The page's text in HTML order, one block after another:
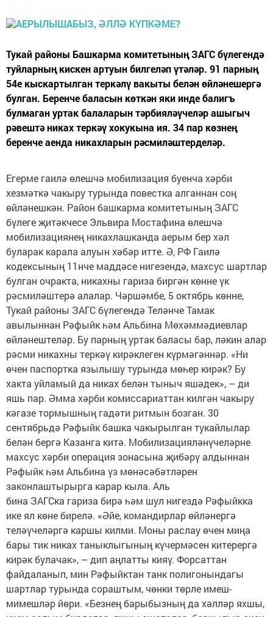
Тукай районы Башкарма комитетының ЗАГС бүлегендә
туйларның кискен артуын билгеләп үтәләр. 91 парның
54е кыскартылган теркәлү вакыты белән өйләнешергә
булган. Беренче баласын көткән яки инде балигъ
булмаган уртак балаларын тәрбияләүчеләр ашыгыч
рәвештә никах теркәү хокукына ия. 34 пар көзнең
беренче аенда никахларын рәсмиләштерделәр.
Егерме гаилә өлешчә мобилизация буенча хәрби
хезмәткә чакыру турында повестка алганнан соң
өйләнешкән. Район башкарма комитетының ЗАГС
бүлеге җитәкчесе Эльвира Мостафина өлешчә
мобилизациянең никахлашканда аерым бер хәл
буларак карала алуын хәбәр итте. Ә, РФ Гаилә
кодексының 11нче маддәсе нигезендә, махсус шартлар
булган очракта, никахны гариза биргән көнне үк
рәсмиләштерә алалар. Чәршәмбе, 5 октябрь көнне,
Тукай районы ЗАГС бүлегендә Теләнче Тамак
авылыннан Рәфыйк һәм Альбина Мөхәммәдиевлар
өйләнештеләр. Бу парның уртак баласы бар, ләкин алар
рәсми никахны теркәү кирәклеген күрмәгәннәр. «Ни
өчен паспортка язылышу турында мөһер кирәк? Бу
хакта уйламый да никах белән тыныч яшәдек», – ди
яшь пар. Әмма хәрби комиссариаттан килгән чакыру
кәгазе тормышның гадәти ритмын бозган. 30
сентябрьдә Рәфыйк башка чакырылган тукайлылар
белән бергә Казанга китә. Мобилизацияләнүчеләрне
махсус хәрби операция зонасына җибәрү алдыннан
Рәфыйк һәм Альбина үз мөнәсәбәтләрен
законлаштырырга карар кыла. Аль
бина ЗАГСка гариза бирә һәм шул нигездә Рәфыйкка
ике ял көне бирелә. «Әйе, командирлар өйләнергә
теләүчеләргә каршы килми. Моны раслау өчен миңа
бары тик никах таныклыгының күчермәсен китерергә
кирәк булачак», – дип аңлатты кияү. Форсаттан
файдаланып, мин Рәфыйктан танк полигонындагы
шартлар турында сораштым, чөнки төрле имеш-
мимешләр йөри. «Безнең барыбызның да хәлләр яхшы,